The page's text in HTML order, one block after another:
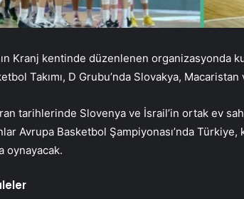
Kranj kentinde düzenlenen organizasyonda
Takımı, D Grubu’nda Slovakya,
tarihlerinde Slovenya ve İsrail’in ortak ev
Avrupa Basketbol Şampiyonası’nda Türkiye,
oynayacak.